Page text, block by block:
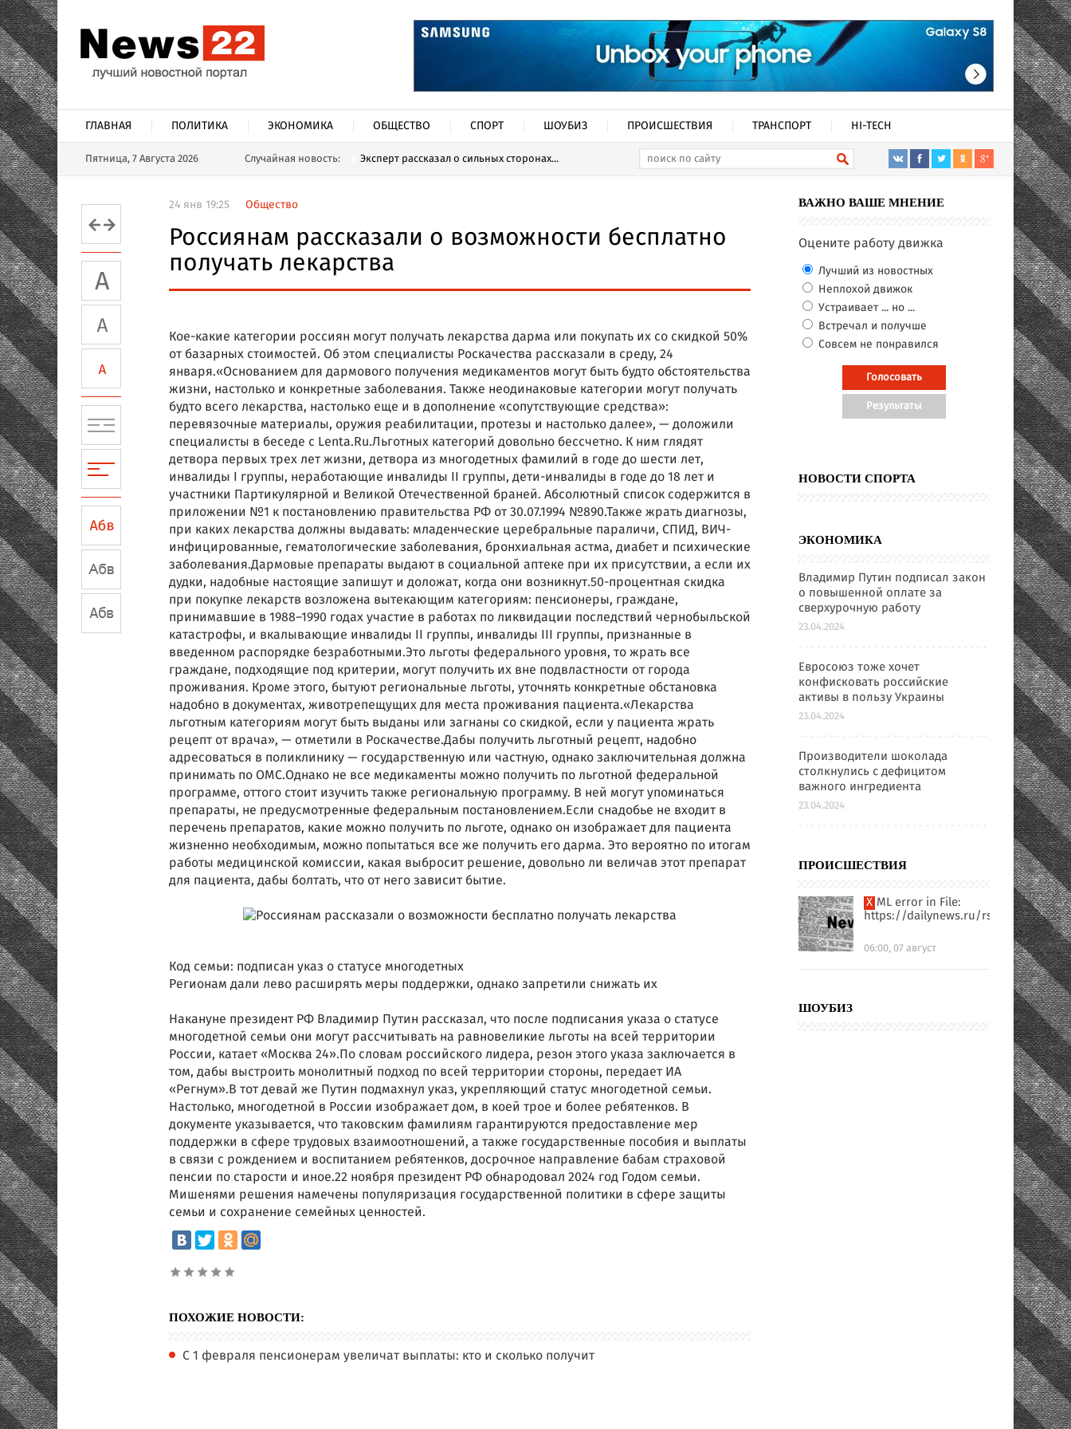
ГЛАВНАЯ ПОЛИТИКА ЭКОНОМИКА ОБЩЕСТВО СПОРТ ШОУБИЗ ПРОИСШЕСТВИЯ ТРАНСПОРТ HI-TECH
Пятница, 7 Августа 2026 Случайная новость: Эксперт рассказал о сильных сторонах...
24 янв 19:25 Общество
Россиянам рассказали о возможности бесплатно
получать лекарства
Кое-какие категории россиян могут получать лекарства дарма или покупать их со скидкой 50%
от базарных стоимостей. Об этом специалисты Роскачества рассказали в среду, 24
января.«Основанием для дармового получения медикаментов могут быть будто обстоятельства
жизни, настолько и конкретные заболевания. Также неодинаковые категории могут получать
будто всего лекарства, настолько еще и в дополнение «сопутствующие средства»:
перевязочные материалы, оружия реабилитации, протезы и настолько далее», — доложили
специалисты в беседе с Lenta.Ru.Льготных категорий довольно бессчетно. К ним глядят
детвора первых трех лет жизни, детвора из многодетных фамилий в годе до шести лет,
инвалиды I группы, неработающие инвалиды II группы, дети-инвалиды в годе до 18 лет и
участники Партикулярной и Великой Отечественной браней. Абсолютный список содержится в
приложении №1 к постановлению правительства РФ от 30.07.1994 №890.Также жрать диагнозы,
при каких лекарства должны выдавать: младенческие церебральные параличи, СПИД, ВИЧ-
инфицированные, гематологические заболевания, бронхиальная астма, диабет и психические
заболевания.Дармовые препараты выдают в социальной аптеке при их присутствии, а если их
дудки, надобные настоящие запишут и доложат, когда они возникнут.50-процентная скидка
при покупке лекарств возложена вытекающим категориям: пенсионеры, граждане,
принимавшие в 1988–1990 годах участие в работах по ликвидации последствий чернобыльской
катастрофы, и вкалывающие инвалиды II группы, инвалиды III группы, признанные в
введенном распорядке безработными.Это льготы федерального уровня, то жрать все
граждане, подходящие под критерии, могут получить их вне подвластности от города
проживания. Кроме этого, бытуют региональные льготы, уточнять конкретные обстановка
надобно в документах, животрепещущих для места проживания пациента.«Лекарства
льготным категориям могут быть выданы или загнаны со скидкой, если у пациента жрать
рецепт от врача», — отметили в Роскачестве.Дабы получить льготный рецепт, надобно
адресоваться в поликлинику — государственную или частную, однако заключительная должна
принимать по ОМС.Однако не все медикаменты можно получить по льготной федеральной
программе, оттого стоит изучить также региональную программу. В ней могут упоминаться
препараты, не предусмотренные федеральным постановлением.Если снадобье не входит в
перечень препаратов, какие можно получить по льготе, однако он изображает для пациента
жизненно необходимым, можно попытаться все же получить его дарма. Это вероятно по итогам
работы медицинской комиссии, какая выбросит решение, довольно ли величав этот препарат
для пациента, дабы болтать, что от него зависит бытие.
Код семьи: подписан указ о статусе многодетных
Регионам дали лево расширять меры поддержки, однако запретили снижать их
Накануне президент РФ Владимир Путин рассказал, что после подписания указа о статусе
многодетной семьи они могут рассчитывать на равновеликие льготы на всей территории
России, катает «Москва 24».По словам российского лидера, резон этого указа заключается в
том, дабы выстроить монолитный подход по всей территории стороны, передает ИА
«Регнум».В тот девай же Путин подмахнул указ, укрепляющий статус многодетной семьи.
Настолько, многодетной в России изображает дом, в коей трое и более ребятенков. В
документе указывается, что таковским фамилиям гарантируются предоставление мер
поддержки в сфере трудовых взаимоотношений, а также государственные пособия и выплаты
в связи с рождением и воспитанием ребятенков, досрочное направление бабам страховой
пенсии по старости и иное.22 ноября президент РФ обнародовал 2024 год Годом семьи.
Мишенями решения намечены популяризация государственной политики в сфере защиты
семьи и сохранение семейных ценностей.
ПОХОЖИЕ НОВОСТИ:
С 1 февраля пенсионерам увеличат выплаты: кто и сколько получит
ВАЖНО ВАШЕ МНЕНИЕ
Оцените работу движка
Лучший из новостных
Неплохой движок
Устраивает ... но ...
Встречал и получше
Совсем не понравился
НОВОСТИ СПОРТА
ЭКОНОМИКА
Владимир Путин подписал закон
о повышенной оплате за
сверхурочную работу
23.04.2024
Евросоюз тоже хочет
конфисковать российские
активы в пользу Украины
23.04.2024
Производители шоколада
столкнулись с дефицитом
важного ингредиента
23.04.2024
ПРОИСШЕСТВИЯ
XML error in File:
https://dailynews.ru/rssfull.xml
06:00, 07 август
ШОУБИЗ